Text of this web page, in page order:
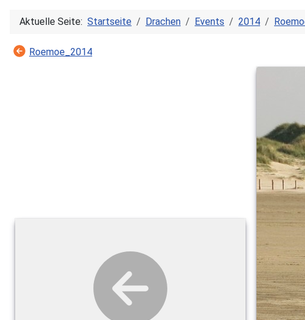
Aktuelle Seite: Startseite Drachen Events 2014
Roemoe_2014